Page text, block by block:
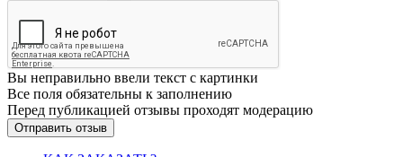
Вы неправильно ввели текст с картинки
Все поля обязательны к заполнению
Перед публикацией отзывы проходят модерацию